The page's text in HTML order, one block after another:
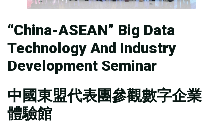
“China-ASEAN” Big Data
Technology And Industry
Development Seminar
中國東盟代表團參觀數字企業
體驗館